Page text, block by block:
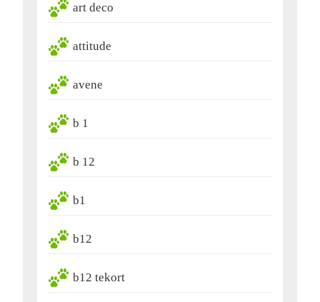
art deco
attitude
avene
b 1
b 12
b1
b12
b12 tekort